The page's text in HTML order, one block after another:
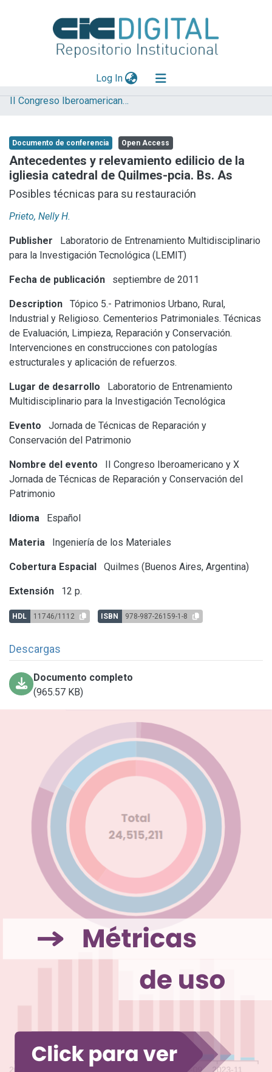
Log In(current)
Explorar
Aportar material
Statistics
II Congreso Iberoamericano y X Jornada de Técnicas de Reparación y Conservación del Patrimonio
Documento de conferencia Open Access
Antecedentes y relevamiento edilicio de la
igliesia catedral de Quilmes-pcia. Bs. As
Posibles técnicas para su restauración
Prieto, Nelly H.
Publisher
Laboratorio de Entrenamiento Multidisciplinario
para la Investigación Tecnológica (LEMIT)
Fecha de publicación septiembre de 2011
Description
Tópico 5.- Patrimonios Urbano, Rural,
Industrial y Religioso. Cementerios Patrimoniales. Técnicas
de Evaluación, Limpieza, Reparación y Conservación.
Intervenciones en construcciones con patologías
estructurales y aplicación de refuerzos.
Lugar de desarrollo
Laboratorio de Entrenamiento
Multidisciplinario para la Investigación Tecnológica
Evento
Jornada de Técnicas de Reparación y
Conservación del Patrimonio
Nombre del evento
II Congreso Iberoamericano y X
Jornada de Técnicas de Reparación y Conservación del
Patrimonio
Idioma Español
Materia Ingeniería de los Materiales
Cobertura Espacial Quilmes (Buenos Aires, Argentina)
Extensión 12 p.
HDL 11746/1112 ISBN 978-987-26159-1-8
Descargas
Documento completo
(965.57 KB)